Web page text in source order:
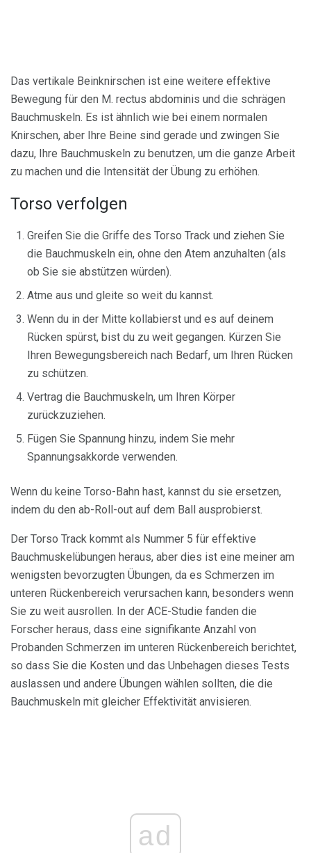
Das vertikale Beinknirschen ist eine weitere effektive
Bewegung für den M. rectus abdominis und die schrägen
Bauchmuskeln. Es ist ähnlich wie bei einem normalen
Knirschen, aber Ihre Beine sind gerade und zwingen Sie
dazu, Ihre Bauchmuskeln zu benutzen, um die ganze Arbeit
zu machen und die Intensität der Übung zu erhöhen.
Torso verfolgen
Greifen Sie die Griffe des Torso Track und ziehen Sie
die Bauchmuskeln ein, ohne den Atem anzuhalten (als
ob Sie sie abstützen würden).
Atme aus und gleite so weit du kannst.
Wenn du in der Mitte kollabierst und es auf deinem
Rücken spürst, bist du zu weit gegangen. Kürzen Sie
Ihren Bewegungsbereich nach Bedarf, um Ihren Rücken
zu schützen.
Vertrag die Bauchmuskeln, um Ihren Körper
zurückzuziehen.
Fügen Sie Spannung hinzu, indem Sie mehr
Spannungsakkorde verwenden.
Wenn du keine Torso-Bahn hast, kannst du sie ersetzen,
indem du den ab-Roll-out auf dem Ball ausprobierst.
Der Torso Track kommt als Nummer 5 für effektive
Bauchmuskelübungen heraus, aber dies ist eine meiner am
wenigsten bevorzugten Übungen, da es Schmerzen im
unteren Rückenbereich verursachen kann, besonders wenn
Sie zu weit ausrollen. In der ACE-Studie fanden die
Forscher heraus, dass eine signifikante Anzahl von
Probanden Schmerzen im unteren Rückenbereich berichtet,
so dass Sie die Kosten und das Unbehagen dieses Tests
auslassen und andere Übungen wählen sollten, die die
Bauchmuskeln mit gleicher Effektivität anvisieren.
ad